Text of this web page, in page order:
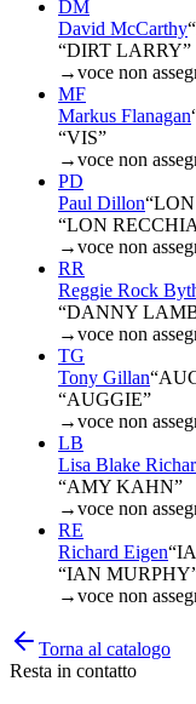
DM
David McCarthy“
“DIRT LARRY”
→voce non
MF
Markus Flanagan
“VIS”
→voce non
PD
Paul Dillon“
“LON
→voce non
RR
Reggie Rock
“DANNY
→voce non
TG
Tony Gillan“
“AUGGIE”
→voce non
LB
Lisa Blake
“AMY KAHN”
→voce non
RE
Richard Eigen“
“IAN
→voce non
Torna al catalogo
Resta in contatto